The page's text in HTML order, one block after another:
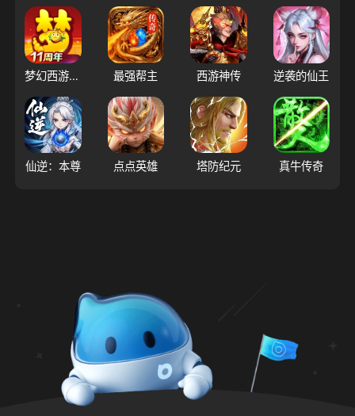
梦幻西游（大陆服） 最强帮主 西游神传 逆袭的仙王
仙逆：本尊 点点英雄 塔防纪元 真牛传奇